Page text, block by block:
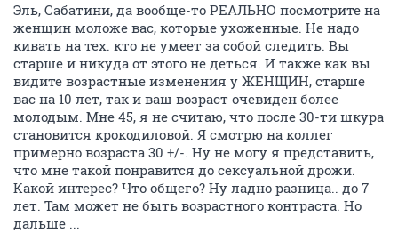
Эль, Сабатини, да вообще-то РЕАЛЬНО посмотрите на
женщин моложе вас, которые ухоженные. Не надо
кивать на тех. кто не умеет за собой следить. Вы
старше и никуда от этого не деться. И также как вы
видите возрастные изменения у ЖЕНЩИН, старше
вас на 10 лет, так и ваш возраст очевиден более
молодым. Мне 45, я не считаю, что после 30-ти шкура
становится крокодиловой. Я смотрю на коллег
примерно возраста 30 +/-. Ну не могу я представить,
что мне такой понравится до сексуальной дрожи.
Какой интерес? Что общего? Ну ладно разница.. до 7
лет. Там может не быть возрастного контраста. Но
дальше ...